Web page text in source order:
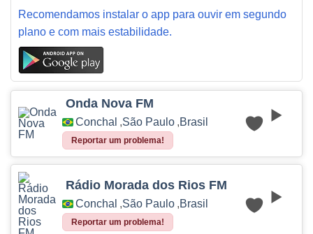
Recomendamos instalar o app para ouvir em segundo
plano e com mais estabilidade.
Onda Nova FM
Conchal ,São Paulo ,Brasil
Reportar um problema!
Rádio Morada dos Rios FM
Conchal ,São Paulo ,Brasil
Reportar um problema!